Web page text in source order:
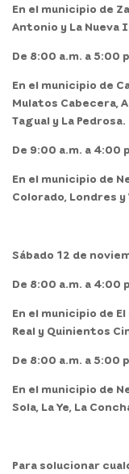
En el municipio de
Antonio y La Nueva
De 8:00 a.m. a 5:00
En el municipio de
Mulatos Cabecera,
Tagual y La Pedrosa.
De 9:00 a.m. a 4:00
En el municipio de
Colorado, Londres y
Sábado 12 de
De 8:00 a.m. a 4:00
En el municipio de El
Real y Quinientos
De 8:00 a.m. a 5:00
En el municipio de
Sola, La Ye, La
Para solucionar